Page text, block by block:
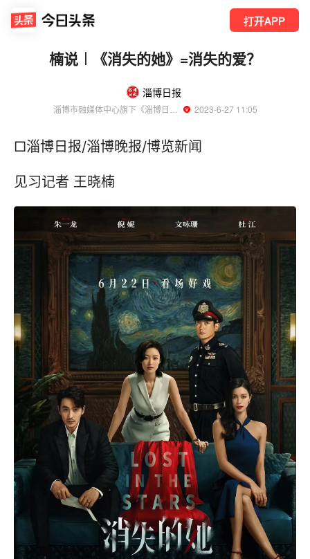
打开APP
楠说︱《消失的她》=消失的爱？
淄博日报
  2023-6-27 11:05
□淄博日报/淄博晚报/博览新闻
见习记者 王晓楠